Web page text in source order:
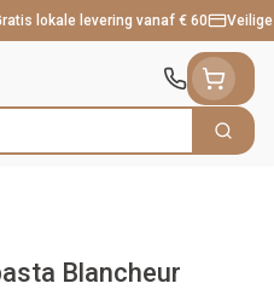
lokale levering vanaf € 60
Zoek
Blancheur